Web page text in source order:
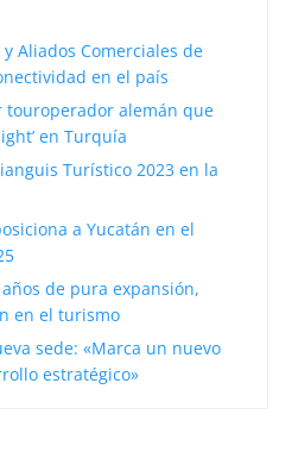
Aliados Comerciales de
en el país
alemán que
en Turquía
Turístico 2023 en la
a Yucatán en el
de pura expansión,
en el turismo
sede: «Marca un nuevo
estratégico»